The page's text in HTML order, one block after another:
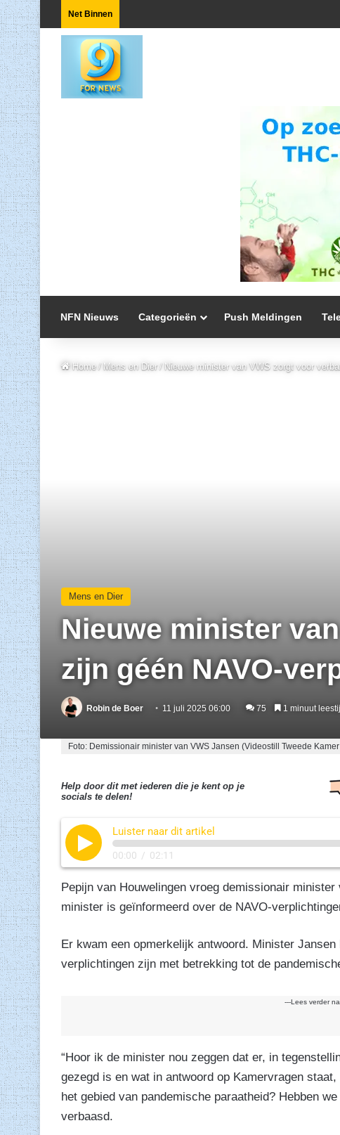
Net Binnen
NFN Nieuws Categorieën Push Meldingen
Home / Mens en Dier / Nieuwe minister van VWS zorgt voor
Mens en Dier
Nieuwe minister
zijn géén NAVO-
Robin de Boer 11 juli 2025 06:00 75 1 minuut
Foto: Demissionair minister van VWS Jansen (Videostill Tweede
Help door dit met iederen die je kent op je
socials te delen!
Luister naar dit artikel
00:00 / 02:11
Pepijn van Houwelingen vroeg demissionair
minister is geïnformeerd over de NAVO-
Er kwam een opmerkelijk antwoord. Minister
verplichtingen zijn met betrekking tot de
---Lees verder
“Hoor ik de minister nou zeggen dat er, in
gezegd is en wat in antwoord op Kamervragen
het gebied van pandemische paraatheid? Hebben
verbaasd.